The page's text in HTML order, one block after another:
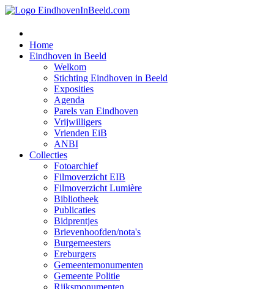
Home
Eindhoven in Beeld
Welkom
Stichting Eindhoven in Beeld
Exposities
Agenda
Parels van Eindhoven
Vrijwilligers
Vrienden EiB
ANBI
Collecties
Fotoarchief
Filmoverzicht EIB
Filmoverzicht Lumière
Bibliotheek
Publicaties
Bidprentjes
Brievenhoofden/nota's
Burgemeesters
Ereburgers
Gemeentemonumenten
Gemeente Politie
Rijksmonumenten